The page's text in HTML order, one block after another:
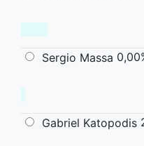
Sergio Massa
Gabriel Katopodis